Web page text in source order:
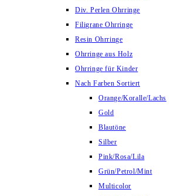
Div. Perlen Ohrringe
Filigrane Ohrringe
Resin Ohrringe
Ohrringe aus Holz
Ohrringe für Kinder
Nach Farben Sortiert
Orange/Koralle/Lachs
Gold
Blautöne
Silber
Pink/Rosa/Lila
Grün/Petrol/Mint
Multicolor